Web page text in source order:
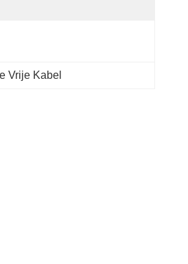
Vrije Kabel